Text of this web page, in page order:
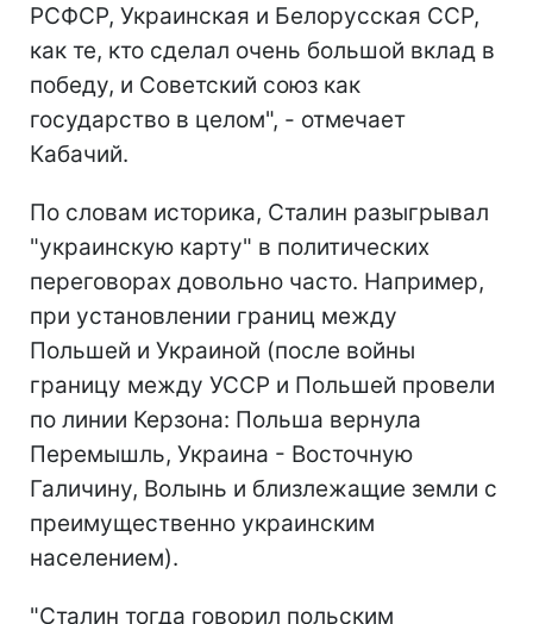
РСФСР, Украинская и Белорусская ССР,
как те, кто сделал очень большой вклад в
победу, и Советский союз как
государство в целом", - отмечает
Кабачий.
По словам историка, Сталин разыгрывал
"украинскую карту" в политических
переговорах довольно часто. Например,
при установлении границ между
Польшей и Украиной (после войны
границу между УССР и Польшей провели
по линии Керзона: Польша вернула
Перемышль, Украина - Восточную
Галичину, Волынь и близлежащие земли с
преимущественно украинским
населением).
"Сталин тогда говорил польским